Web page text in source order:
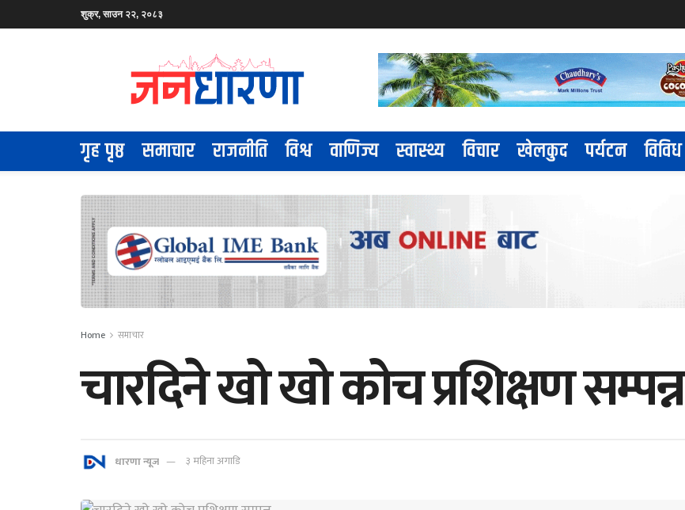
शुक्र, साउन २२, २०८३
गृह पृष्ठ समाचार राजनीति विश्व वाणिज्य स्वास्थ्य विचार खेलकुद पर्यटन विविध
Home समाचार
चारदिने खो खो कोच प्रशिक्षण सम्पन्न
धारणा न्यूज ३ महिना अगाडि